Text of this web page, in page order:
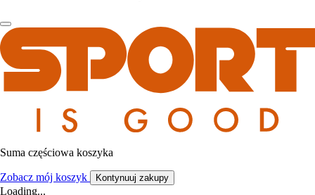
Suma częściowa koszyka
Zobacz mój koszyk Kontynuuj zakupy
Loading...